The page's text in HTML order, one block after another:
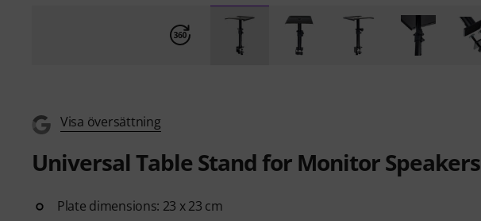
Visa översättning
Universal Table Stand for Monitor Speakers
Plate dimensions: 23 x 23 cm